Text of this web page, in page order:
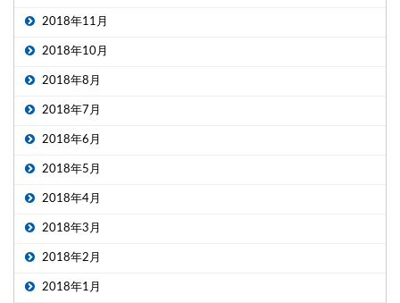
2018年11月
2018年10月
2018年8月
2018年7月
2018年6月
2018年5月
2018年4月
2018年3月
2018年2月
2018年1月